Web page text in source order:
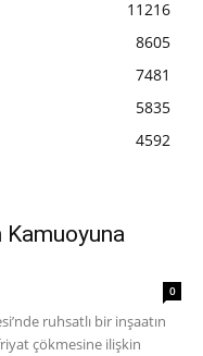
11216
8605
7481
5835
4592
Kamuoyuna
0
ruhsatlı bir inşaatın
çökmesine ilişkin